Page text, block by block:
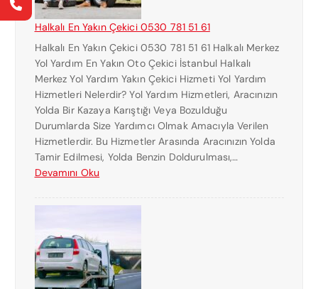
I
K
I
C
I
N
U
M
A
R
Halkalı En Yakın Çekici 0530 781 51 61
Halkalı En Yakın Çekici 0530 781 51 61 Halkalı Merkez
Yol Yardım En Yakın Oto Çekici İstanbul Halkalı
Merkez Yol Yardım Yakın Çekici Hizmeti Yol Yardım
Hizmetleri Nelerdir? Yol Yardım Hizmetleri, Aracınızın
Yolda Bir Kazaya Karıştığı Veya Bozulduğu
Durumlarda Size Yardımcı Olmak Amacıyla Verilen
Hizmetlerdir. Bu Hizmetler Arasında Aracınızın Yolda
Tamir Edilmesi, Yolda Benzin Doldurulması,…
Devamını Oku:
A
L
I